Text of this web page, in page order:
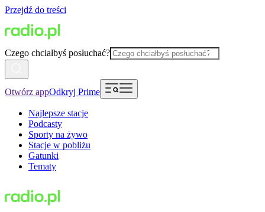
Przejdź do treści
Czego chciałbyś posłuchać?
Otwórz appOdkryj Prime
Najlepsze stacje
Podcasty
Sporty na żywo
Stacje w pobliżu
Gatunki
Tematy